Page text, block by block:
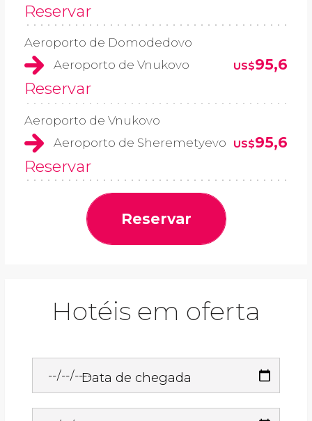
Reservar
Aeroporto de Domodedovo
Aeroporto de Vnukovo
US$95,6
Reservar
Aeroporto de Vnukovo
Aeroporto de Sheremetyevo
US$95,6
Reservar
Reservar
Hotéis em oferta
Data de chegada